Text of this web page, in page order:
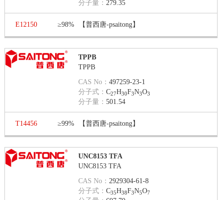
分子量：279.35
E12150 ≥98% 【普西唐-psaitong】
TPPB
TPPB
CAS No：497259-23-1
分子式：C27H30F3N3O3
分子量：501.54
T14456 ≥99% 【普西唐-psaitong】
UNC8153 TFA
UNC8153 TFA
CAS No：2929304-61-8
分子式：C35H38F3N5O7